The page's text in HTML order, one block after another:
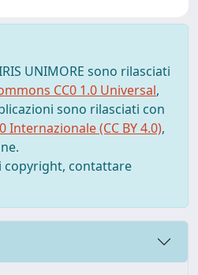
UNIMORE sono rilasciati
CC0 1.0 Universal,
sono rilasciati con
Internazionale (CC BY 4.0),
copyright, contattare